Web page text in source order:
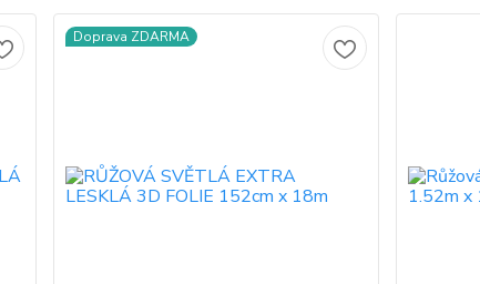
Doprava ZDARMA